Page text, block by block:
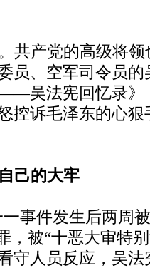
共产党的高级将领
员、空军司令员
吴法宪回忆录》
控诉毛泽东的心
己的大牢
事件发生后两周
，被“十恶大审特
守人员反应，吴